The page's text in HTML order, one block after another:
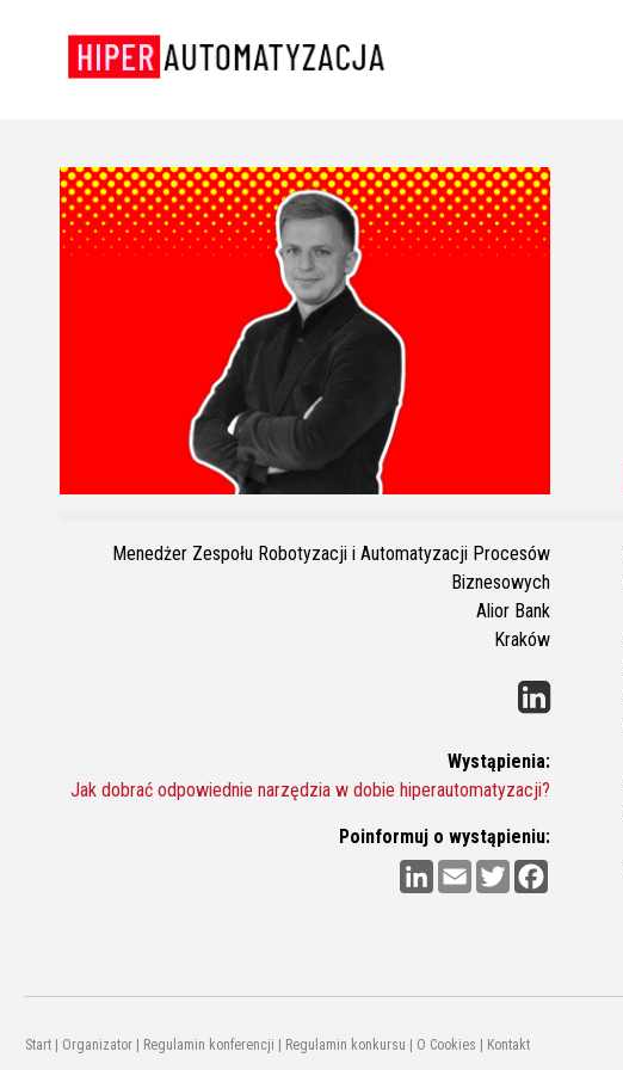
Menedżer Zespołu Robotyzacji i Automatyzacji Procesów
Biznesowych
Alior Bank
Kraków
Wystąpienia:
Jak dobrać odpowiednie narzędzia w dobie hiperautomatyzacji?
Poinformuj o wystąpieniu:
F
a
k
T
w
E
m
L
i
n
Start | Organizator | Regulamin konferencji | Regulamin konkursu | O Cookies | Kontakt